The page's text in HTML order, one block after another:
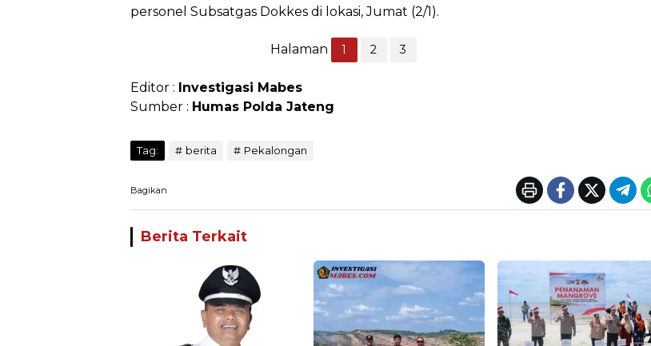
personel Subsatgas Dokkes di lokasi, Jumat (2/1).
Halaman 1 2 3
Editor : Investigasi Mabes
Sumber : Humas Polda Jateng
Tag: berita Pekalongan
Bagikan
Berita Terkait